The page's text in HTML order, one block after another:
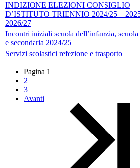
INDIZIONE ELEZIONI CONSIGLIO
D’ISTITUTO TRIENNIO 2024/25 –
2026/27
Incontri iniziali scuola dell’infanzia, scuola
e secondaria 2024/25
Servizi scolastici refezione e trasporto
Pagina 1
2
3
Avanti